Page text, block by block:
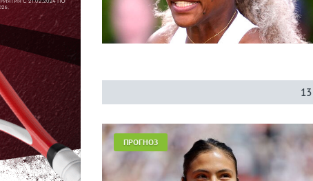
ПРОГНОЗ
Вся
лента
Ролан
Гаррос
ATP
WTA
Бокс
Прочие